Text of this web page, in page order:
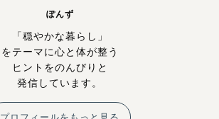
ぽんず
「穏やかな暮らし」
をテーマに心と体が整う
ヒントをのんびりと
発信しています。